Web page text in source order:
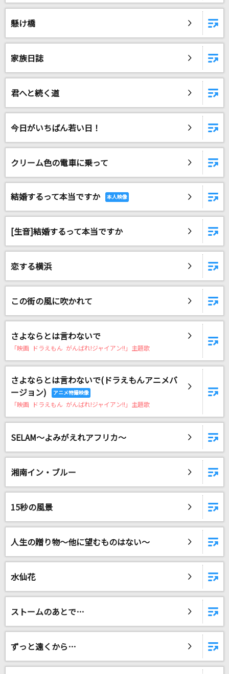
ツユ
天国
青い春と西の空
結束バンド
もっと見る
DAMの新曲・ランキングなど
カラオケ最新情報をチェック！
カラオケをもっと楽しもう！
懸け橋
家族日誌
君へと続く道
今日がいちばん若い日！
クリーム色の電車に乗って
結婚するって本当ですか
[生音]結婚するって本当ですか
恋する横浜
この街の風に吹かれて
さよならとは言わないで
「映画 ドラえもん がんばれ!ジャイアン!!」主題歌
さよならとは言わないで(ドラえもんアニメバ
ージョン)
「映画 ドラえもん がんばれ!ジャイアン!!」主題歌
SELAM～よみがえれアフリカ～
湘南イン・ブルー
15秒の風景
人生の贈り物～他に望むものはない～
水仙花
ストームのあとで…
ずっと遠くから…